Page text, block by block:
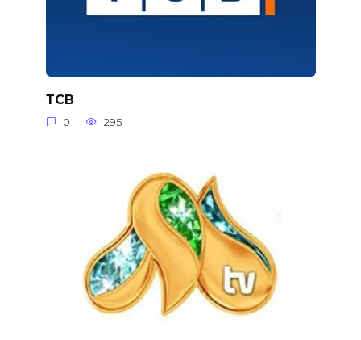
ТСВ
0 295